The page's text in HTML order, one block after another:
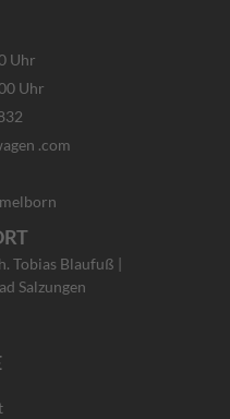
Uhr
Uhr
.com
Tobias Blaufuß |
Salzungen